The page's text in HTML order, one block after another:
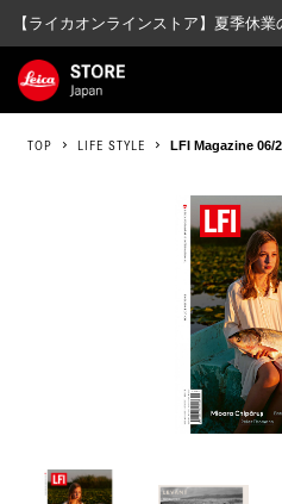
【ライカオンラインストア】夏季休
TOP LIFE STYLE LFI Magazine 06/